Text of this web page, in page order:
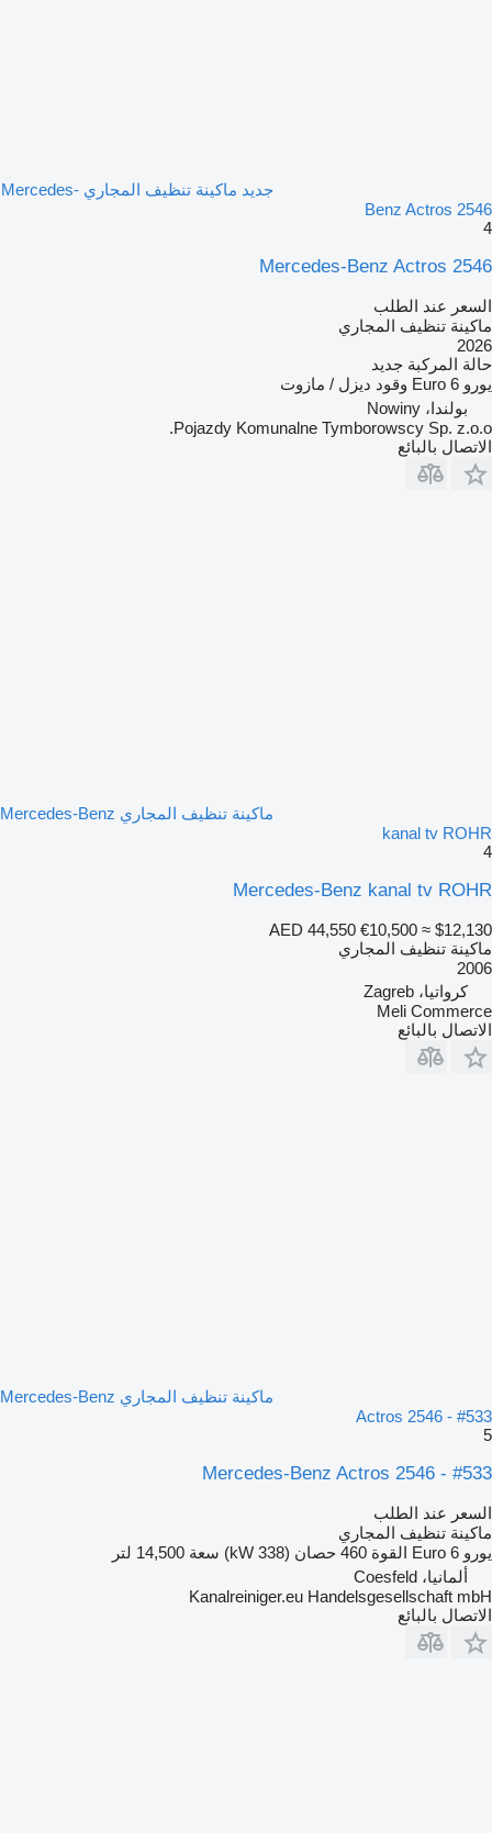
جديد ماكينة تنظيف المجاري Mercedes-
Benz Actros 2546
4
Mercedes-Benz Actros 2546
السعر عند الطلب
ماكينة تنظيف المجاري
2026
حالة المركبة جديد
يورو Euro 6 وقود ديزل / مازوت
بولندا، Nowiny
Pojazdy Komunalne Tymborowscy Sp. z.o.o.
الاتصال بالبائع
ماكينة تنظيف المجاري Mercedes-Benz
kanal tv ROHR
4
Mercedes-Benz kanal tv ROHR
AED 44,550 €10,500 ≈ $12,130
ماكينة تنظيف المجاري
2006
كرواتيا، Zagreb
Meli Commerce
الاتصال بالبائع
ماكينة تنظيف المجاري Mercedes-Benz
Actros 2546 - #533
5
Mercedes-Benz Actros 2546 - #533
السعر عند الطلب
ماكينة تنظيف المجاري
يورو Euro 6 القوة 460 حصان (338 kW) سعة 14,500 لتر
ألمانيا، Coesfeld
Kanalreiniger.eu Handelsgesellschaft mbH
الاتصال بالبائع